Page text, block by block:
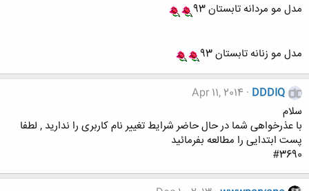
مدل مو مردانه تابستان 93
مدل مو زنانه تابستان 93
DDDIQ
Apr 11, 2014
سلام
با عذرخواهی شما در حال حاضر شرایط تغییر نام کاربری را ندارید , لطفا
پست ابتدایی را مطالعه بفرمائید
#3690